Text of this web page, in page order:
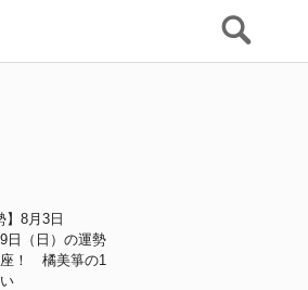
】8月3日
9日（日）の運勢
座！ 橘美箏の1